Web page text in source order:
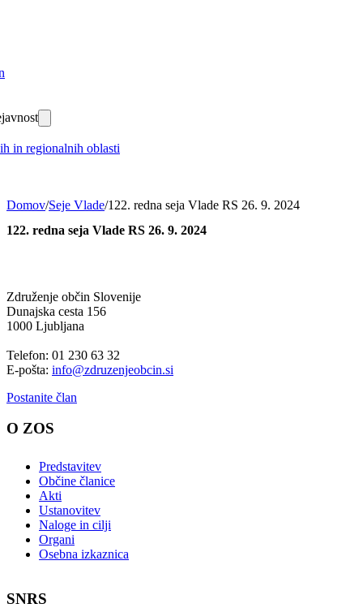
in regionalnih oblasti
Domov/Seje Vlade/122. redna seja Vlade RS 26. 9. 2024
122. redna seja Vlade RS 26. 9. 2024
Združenje občin Slovenije
Dunajska cesta 156
1000 Ljubljana
Telefon: 01 230 63 32
E-pošta: info@zdruzenjeobcin.si
Postanite član
O ZOS
Predstavitev
Občine članice
Akti
Ustanovitev
Naloge in cilji
Organi
Osebna izkaznica
SNRS